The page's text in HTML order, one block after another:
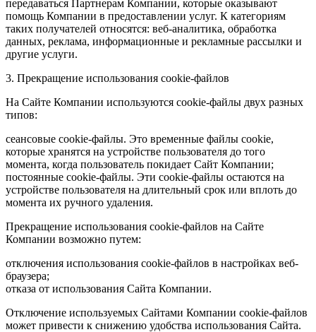
передаваться Партнерам Компании, которые оказывают
помощь Компании в предоставлении услуг. К категориям
таких получателей относятся: веб-аналитика, обработка
данных, реклама, информационные и рекламные рассылки и
другие услуги.
3. Прекращение использования cookie-файлов
На Сайте Компании используются cookie-файлы двух разных
типов:
сеансовые cookie-файлы. Это временные файлы cookie,
которые хранятся на устройстве пользователя до того
момента, когда пользователь покидает Сайт Компании;
постоянные cookie-файлы. Эти cookie-файлы остаются на
устройстве пользователя на длительный срок или вплоть до
момента их ручного удаления.
Прекращение использования cookie-файлов на Сайте
Компании возможно путем:
отключения использования cookie-файлов в настройках веб-
браузера;
отказа от использования Сайта Компании.
Отключение используемых Сайтами Компании cookie-файлов
может привести к снижению удобства использования Сайта.